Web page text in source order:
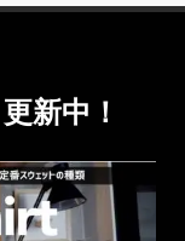
新中！